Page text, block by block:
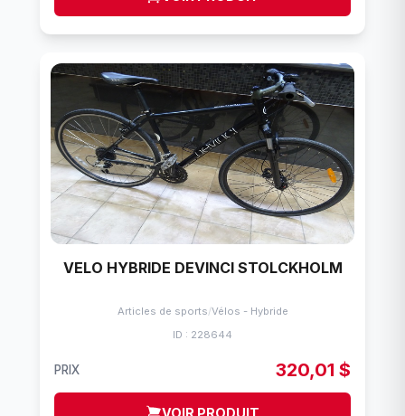
VELO HYBRIDE DEVINCI STOLCKHOLM
Articles de sports/Vélos - Hybride
ID : 228644
PRIX 320,01 $
VOIR PRODUIT